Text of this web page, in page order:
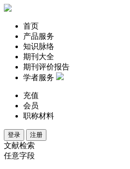
首页
产品服务
知识脉络
期刊大全
期刊评价报告
学者服务
充值
会员
职称材料
登录 注册
文献检索
任意字段